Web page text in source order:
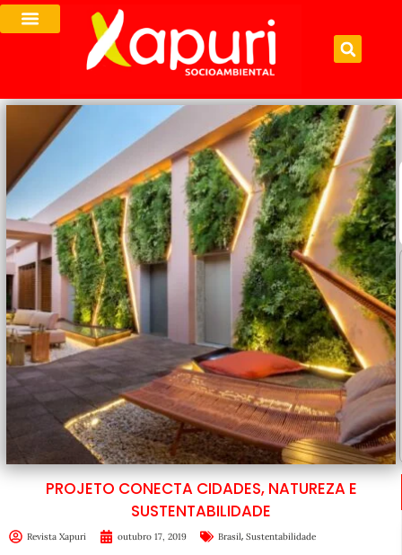
PROJETO CONECTA CIDADES, NATUREZA E
SUSTENTABILIDADE
Revista Xapuri outubro 17, 2019 Brasil, Sustentabilidade